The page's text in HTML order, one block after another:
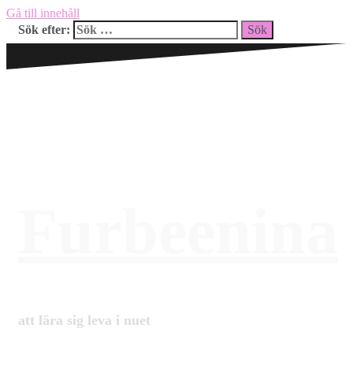
Gå till innehåll
Sök efter:
att lära sig leva i nuet